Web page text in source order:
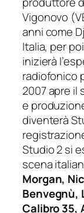
Vigonovo
anni come
Italia, per
inizierà
radiofonico
2007 apre il
e
diventerà
Studio 2 si
scena
Morgan,
Benvegnù,
Calibro 35,